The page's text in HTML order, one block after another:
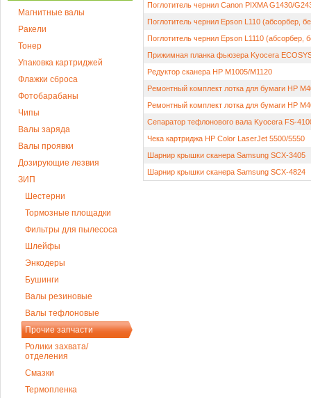
Магнитные валы
Ракели
Тонер
Упаковка картриджей
Флажки сброса
Фотобарабаны
Чипы
Валы заряда
Валы проявки
Дозирующие лезвия
ЗИП
Шестерни
Тормозные площадки
Фильтры для пылесоса
Шлейфы
Энкодеры
Бушинги
Валы резиновые
Валы тефлоновые
Прочие запчасти
Ролики захвата/
отделения
Смазки
Термопленка
Поглотитель чернил Canon PIXMA G1430/
Поглотитель чернил Epson L110 (абсорбер,
Поглотитель чернил Epson L1110 (абсорбер,
Прижимная планка фьюзера Kyocera
Редуктор сканера HP M1005/M1120
Ремонтный комплект лотка для бумаги HP
Ремонтный комплект лотка для бумаги HP
Сепаратор тефлонового вала Kyocera FS-
Чека картриджа HP Color LaserJet 5500/5550
Шарнир крышки сканера Samsung SCX-3405
Шарнир крышки сканера Samsung SCX-4824